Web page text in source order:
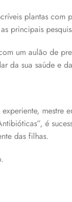
plantas
principais
um aulão de
da sua saúde e
mestre
é
das filhas.